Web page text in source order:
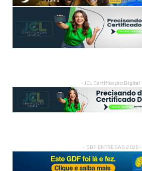
- JCL Certificação Digital
- GDF ENTREGAS 2025 -